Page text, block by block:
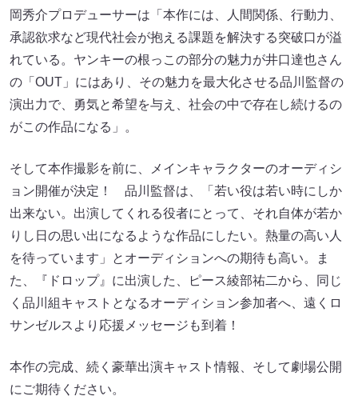
岡秀介プロデューサーは「本作には、人間関係、行動力、
承認欲求など現代社会が抱える課題を解決する突破口が溢
れている。ヤンキーの根っこの部分の魅力が井口達也さん
の「OUT」にはあり、その魅力を最大化させる品川監督の
演出力で、勇気と希望を与え、社会の中で存在し続けるの
がこの作品になる」。
そして本作撮影を前に、メインキャラクターのオーディシ
ョン開催が決定！ 品川監督は、「若い役は若い時にしか
出来ない。出演してくれる役者にとって、それ自体が若か
りし日の思い出になるような作品にしたい。熱量の高い人
を待っています」とオーディションへの期待も高い。ま
た、『ドロップ』に出演した、ピース綾部祐二から、同じ
く品川組キャストとなるオーディション参加者へ、遠くロ
サンゼルスより応援メッセージも到着！
本作の完成、続く豪華出演キャスト情報、そして劇場公開
にご期待ください。